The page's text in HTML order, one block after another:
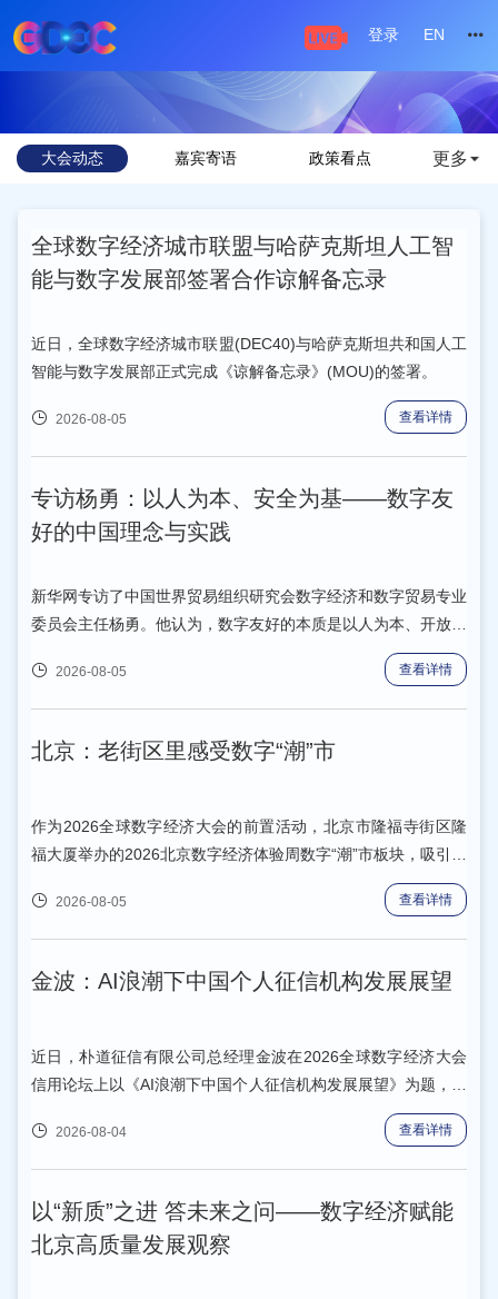
登录 EN
大会动态 嘉宾寄语 政策看点 企业风
更多
全球数字经济城市联盟与哈萨克斯坦人工智
能与数字发展部签署合作谅解备忘录
近日，全球数字经济城市联盟(DEC40)与哈萨克斯坦共和国人工
智能与数字发展部正式完成《谅解备忘录》(MOU)的签署。
2026-08-05 查看详情
专访杨勇：以人为本、安全为基——数字友
好的中国理念与实践
新华网专访了中国世界贸易组织研究会数字经济和数字贸易专业
委员会主任杨勇。他认为，数字友好的本质是以人为本、开放包
容，安全是数字友好落地的“前置底线”，而技术友好与发展友好
必须协同推进。
2026-08-05 查看详情
北京：老街区里感受数字“潮”市
作为2026全球数字经济大会的前置活动，北京市隆福寺街区隆
福大厦举办的2026北京数字经济体验周数字“潮”市板块，吸引了
不少市民在现场感受数字消费的新场景、新成果、新业态。
2026-08-05 查看详情
金波：AI浪潮下中国个人征信机构发展展望
近日，朴道征信有限公司总经理金波在2026全球数字经济大会
信用论坛上以《AI浪潮下中国个人征信机构发展展望》为题，分
享了对 AI 时代征信业变革逻辑、个人征信机构新定位的理解，
以及朴道征信对个人征信服务新模式、新产品和新生态的积极探
索。
2026-08-04 查看详情
以“新质”之进 答未来之问——数字经济赋能
北京高质量发展观察